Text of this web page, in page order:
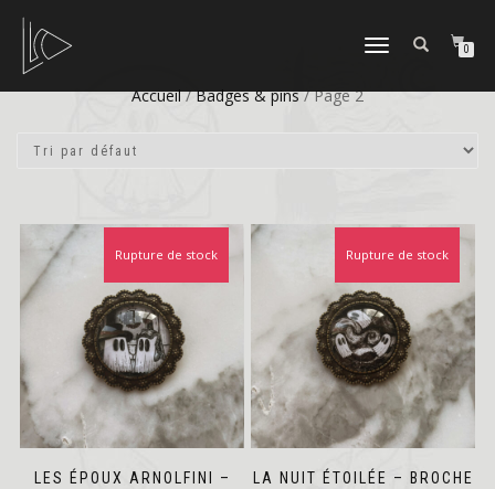
DÉPLIER
NAVIGATION
0
Accueil/Badges & pins/ Page 2
LES ÉPOUX ARNOLFINI –
Rupture de stock
LA NUIT ÉTOILÉE – BROCHE
Rupture de stock